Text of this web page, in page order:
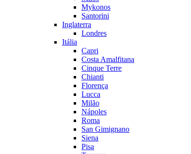
Mykonos
Santorini
Inglaterra
Londres
Itália
Capri
Costa Amalfitana
Cinque Terre
Chianti
Florença
Lucca
Milão
Nápoles
Roma
San Gimignano
Siena
Pisa